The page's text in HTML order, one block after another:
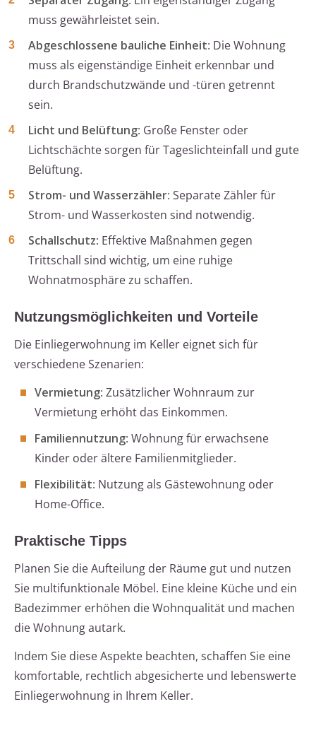
muss gewährleistet sein.
Abgeschlossene bauliche Einheit: Die Wohnung
muss als eigenständige Einheit erkennbar und
durch Brandschutzwände und -türen getrennt
sein.
Licht und Belüftung: Große Fenster oder
Lichtschächte sorgen für Tageslichteinfall und gute
Belüftung.
Strom- und Wasserzähler: Separate Zähler für
Strom- und Wasserkosten sind notwendig.
Schallschutz: Effektive Maßnahmen gegen
Trittschall sind wichtig, um eine ruhige
Wohnatmosphäre zu schaffen.
Nutzungsmöglichkeiten und Vorteile
Die Einliegerwohnung im Keller eignet sich für
verschiedene Szenarien:
Vermietung: Zusätzlicher Wohnraum zur
Vermietung erhöht das Einkommen.
Familiennutzung: Wohnung für erwachsene
Kinder oder ältere Familienmitglieder.
Flexibilität: Nutzung als Gästewohnung oder
Home-Office.
Praktische Tipps
Planen Sie die Aufteilung der Räume gut und nutzen
Sie multifunktionale Möbel. Eine kleine Küche und ein
Badezimmer erhöhen die Wohnqualität und machen
die Wohnung autark.
Indem Sie diese Aspekte beachten, schaffen Sie eine
komfortable, rechtlich abgesicherte und lebenswerte
Einliegerwohnung in Ihrem Keller.